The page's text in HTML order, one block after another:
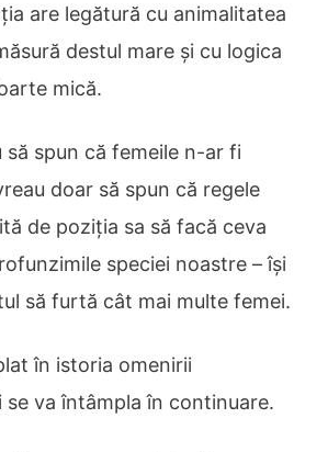
are legătură cu animalitatea
destul mare și cu logica
mică.
să spun că femeile n-ar fi
doar să spun că regele
de poziția sa să facă ceva
speciei noastre – își
să furtă cât mai multe femei.
în istoria omenirii
va întâmpla în continuare.